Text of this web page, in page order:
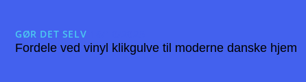
GØR DET SELV
Fordele ved vinyl klikgulve til moderne danske hjem